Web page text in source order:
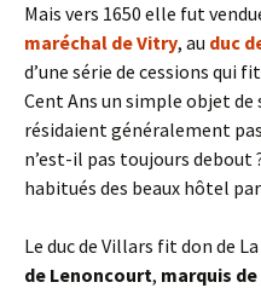
Mais vers 1650 elle fut
maréchal de Vitry, au duc
d’une série de cessions qui
Cent Ans un simple objet de
résidaient généralement
n’est-il pas toujours debout
habitués des beaux hôtel
Le duc de Villars fit don de
de Lenoncourt, marquis de